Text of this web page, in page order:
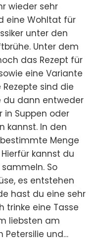
wieder sehr
eine Wohltat für
unter den
Unter dem
das Rezept für
eine Variante
sind die
du dann entweder
in Suppen oder
kannst. In den
Menge
kannst du
So
es entstehen
hast du eine sehr
trinke eine Tasse
liebsten am
Petersilie und…